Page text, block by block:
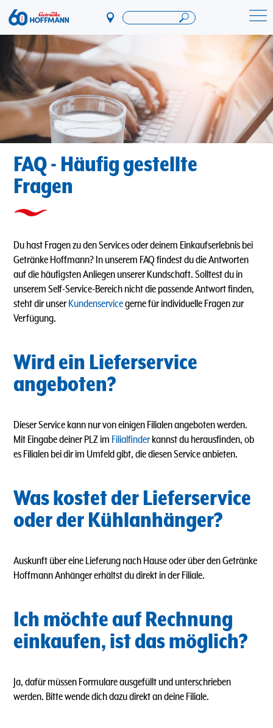
Direkt
zum
Inhalt
Startseite Getränke Hoffmann
FAQ - Häufig gestellte
Fragen
Du hast Fragen zu den Services oder deinem Einkaufserlebnis bei
Getränke Hoffmann? In unserem FAQ findest du die Antworten
auf die häufigsten Anliegen unserer Kundschaft. Solltest du in
unserem Self-Service-Bereich nicht die passende Antwort finden,
steht dir unser Kundenservicegerne für individuelle Fragen zur
Verfügung.
Wird ein Lieferservice
angeboten?
Dieser Service kann nur von einigen Filialen angeboten werden.
Mit Eingabe deiner PLZ im Filialfinder kannst du herausfinden, ob
es Filialen bei dir im Umfeld gibt, die diesen Service anbieten.
Was kostet der Lieferservice
oder der Kühlanhänger?
Auskunft über eine Lieferung nach Hause oder über den Getränke
Hoffmann Anhänger erhältst du direkt in der Filiale.
Ich möchte auf Rechnung
einkaufen, ist das möglich?
Ja, dafür müssen Formulare ausgefüllt und unterschrieben
werden. Bitte wende dich dazu direkt an deine Filiale.